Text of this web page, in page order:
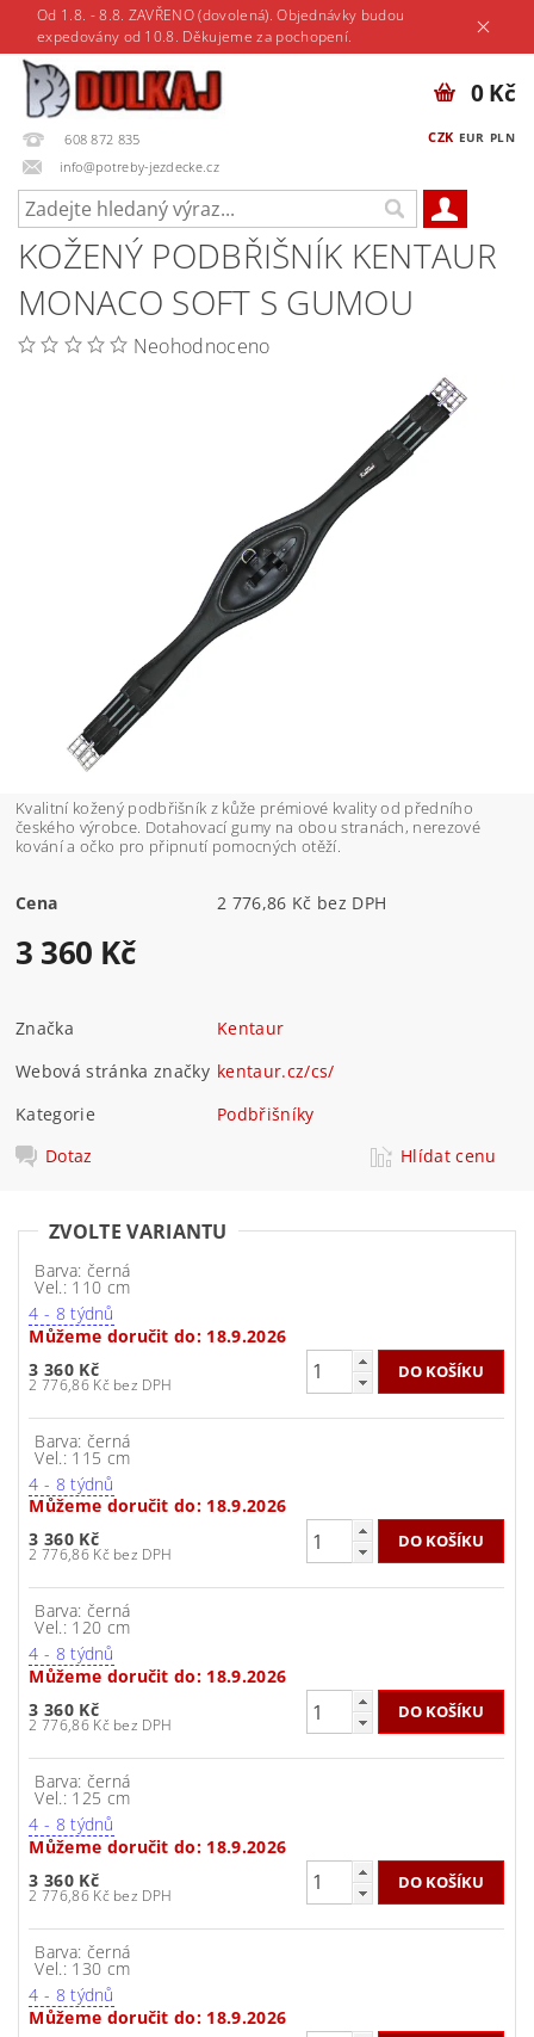
Od 1.8. - 8.8. ZAVŘENO (dovolená). Objednávky budou
expedovány od 10.8. Děkujeme za pochopení.
608 872 835
info@potreby-jezdecke.cz
CZK EUR PLN
0 Kč
KOŽENÝ PODBŘIŠNÍK KENTAUR
MONACO SOFT S GUMOU
Neohodnoceno
Kvalitní kožený podbřišník z kůže prémiové kvality od předního
českého výrobce. Dotahovací gumy na obou stranách, nerezové
kování a očko pro připnutí pomocných otěží.
Cena 2 776,86 Kč bez DPH
3 360 Kč
Značka
Kentaur
Webová stránka značky kentaur.cz/cs/
Kategorie
Podbřišníky
Dotaz
Hlídat cenu
ZVOLTE VARIANTU
Barva: černá
Vel.: 110 cm
4 - 8 týdnů
Můžeme doručit do: 18.9.2026
3 360 Kč
2 776,86 Kč bez DPH
Barva: černá
Vel.: 115 cm
4 - 8 týdnů
Můžeme doručit do: 18.9.2026
3 360 Kč
2 776,86 Kč bez DPH
Barva: černá
Vel.: 120 cm
4 - 8 týdnů
Můžeme doručit do: 18.9.2026
3 360 Kč
2 776,86 Kč bez DPH
Barva: černá
Vel.: 125 cm
4 - 8 týdnů
Můžeme doručit do: 18.9.2026
3 360 Kč
2 776,86 Kč bez DPH
Barva: černá
Vel.: 130 cm
4 - 8 týdnů
Můžeme doručit do: 18.9.2026